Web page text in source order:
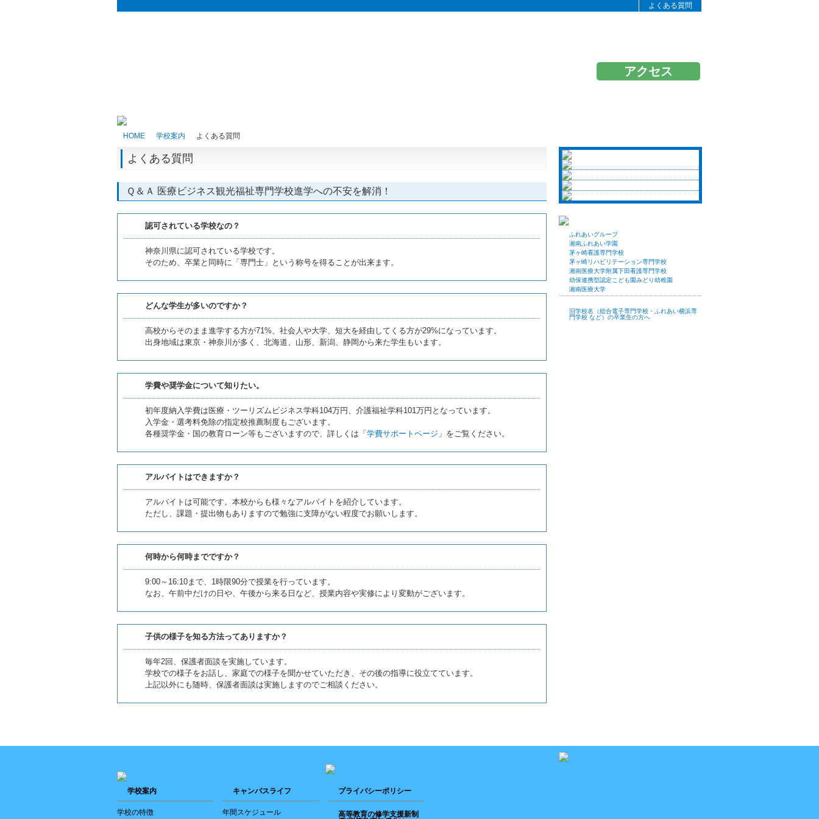
よくある質問
アクセス
HOME 学校案内 よくある質問
ふれあいグループ
湘南ふれあい学園
茅ヶ崎看護専門学校
茅ヶ崎リハビリテーション専門学校
湘南医療大学附属下田看護専門学校
幼保連携型認定こども園みどり幼稚園
湘南医療大学
旧学校名（総合電子専門学校・ふれあい横浜専
門学校 など）の卒業生の方へ
よくある質問
Ｑ＆Ａ 医療ビジネス観光福祉専門学校進学への不安を解消！
認可されている学校なの？
神奈川県に認可されている学校です。
そのため、卒業と同時に「専門士」という称号を得ることが出来ます。
どんな学生が多いのですか？
高校からそのまま進学する方が71%、社会人や大学、短大を経由してくる方が29%になっています。
出身地域は東京・神奈川が多く、北海道、山形、新潟、静岡から来た学生もいます。
学費や奨学金について知りたい。
初年度納入学費は医療・ツーリズムビジネス学科104万円、介護福祉学科101万円となっています。
入学金・選考料免除の指定校推薦制度もございます。
各種奨学金・国の教育ローン等もございますので、詳しくは「 学費サポートページ 」をご覧ください。
アルバイトはできますか？
アルバイトは可能です。本校からも様々なアルバイトを紹介しています。
ただし、課題・提出物もありますので勉強に支障がない程度でお願いします。
何時から何時までですか？
9:00～16:10まで、1時限90分で授業を行っています。
なお、午前中だけの日や、午後から来る日など、授業内容や実修により変動がございます。
子供の様子を知る方法ってありますか？
毎年2回、保護者面談を実施しています。
学校での様子をお話し、家庭での様子を聞かせていただき、その後の指導に役立てています。
上記以外にも随時、保護者面談は実施しますのでご相談ください。
学校案内
学校の特徴
キャンパスライフ
年間スケジュール
プライバシーポリシー
高等教育の修学支援新制